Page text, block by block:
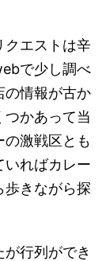
クエストは辛
で少し調べ
の情報が古か
つかあって当
激戦区とも
いればカレー
歩きながら探
行列ができ